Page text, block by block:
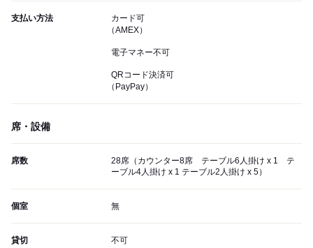
支払い方法
カード可
（AMEX）
電子マネー不可
QRコード決済可
（PayPay）
席・設備
席数
28席（カウンター8席 テーブル6人掛け x 1 テ
ーブル4人掛け x 1 テーブル2人掛け x 5）
個室 無
貸切 不可